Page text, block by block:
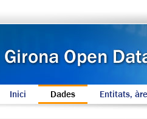
Inici Dades Entitats,